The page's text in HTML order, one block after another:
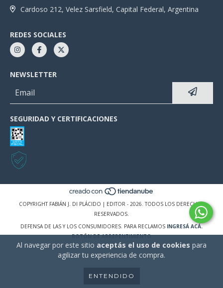
Al navegar por este sitio aceptás el uso de cookies para
agilizar tu experiencia de compra.
ENTENDIDO
Cardoso 212, Velez Sarsfield, Capital Federal, Argentina
REDES SOCIALES
NEWSLETTER
SEGURIDAD Y CERTIFICACIONES
COPYRIGHT FABIÁN J. DI PLÁCIDO | EDITOR - 2026. TODOS LOS DERECHOS
RESERVADOS.
DEFENSA DE LAS Y LOS CONSUMIDORES. PARA RECLAMOS INGRESÁ ACÁ.
BOTÓN DE ARREPENTIMIENTO